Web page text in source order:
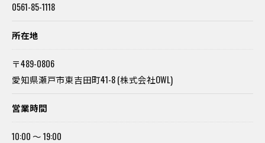
0561-85-1118
所在地
〒489-0806
愛知県瀬戸市東吉田町41-8 (株式会社OWL)
営業時間
10:00 〜 19:00